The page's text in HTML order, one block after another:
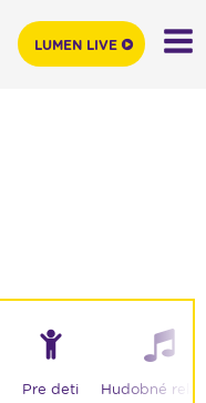
Pre deti Hudobné
LUMEN LIVE